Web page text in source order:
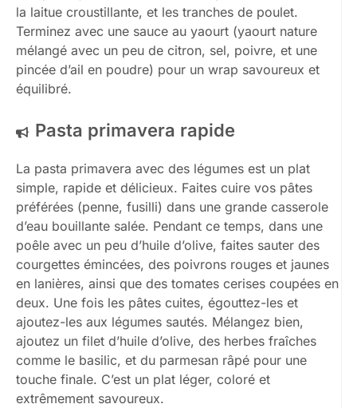
la laitue croustillante, et les tranches de poulet.
Terminez avec une sauce au yaourt (yaourt nature
mélangé avec un peu de citron, sel, poivre, et une
pincée d’ail en poudre) pour un wrap savoureux et
équilibré.
Pasta primavera rapide
La pasta primavera avec des légumes est un plat
simple, rapide et délicieux. Faites cuire vos pâtes
préférées (penne, fusilli) dans une grande casserole
d’eau bouillante salée. Pendant ce temps, dans une
poêle avec un peu d’huile d’olive, faites sauter des
courgettes émincées, des poivrons rouges et jaunes
en lanières, ainsi que des tomates cerises coupées en
deux. Une fois les pâtes cuites, égouttez-les et
ajoutez-les aux légumes sautés. Mélangez bien,
ajoutez un filet d’huile d’olive, des herbes fraîches
comme le basilic, et du parmesan râpé pour une
touche finale. C’est un plat léger, coloré et
extrêmement savoureux.